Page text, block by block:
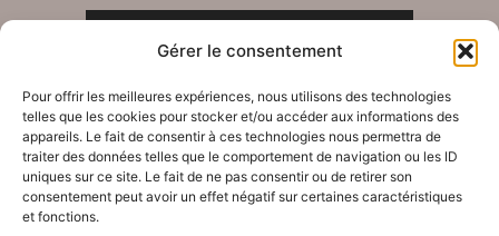
Gérer le consentement
Pour offrir les meilleures expériences, nous utilisons des technologies
telles que les cookies pour stocker et/ou accéder aux informations des
appareils. Le fait de consentir à ces technologies nous permettra de
traiter des données telles que le comportement de navigation ou les ID
uniques sur ce site. Le fait de ne pas consentir ou de retirer son
consentement peut avoir un effet négatif sur certaines caractéristiques
et fonctions.
Crédits
© 2026 Le blues dans tous ses éclats !. Fièrement